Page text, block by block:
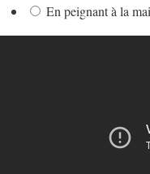
En peignant à la